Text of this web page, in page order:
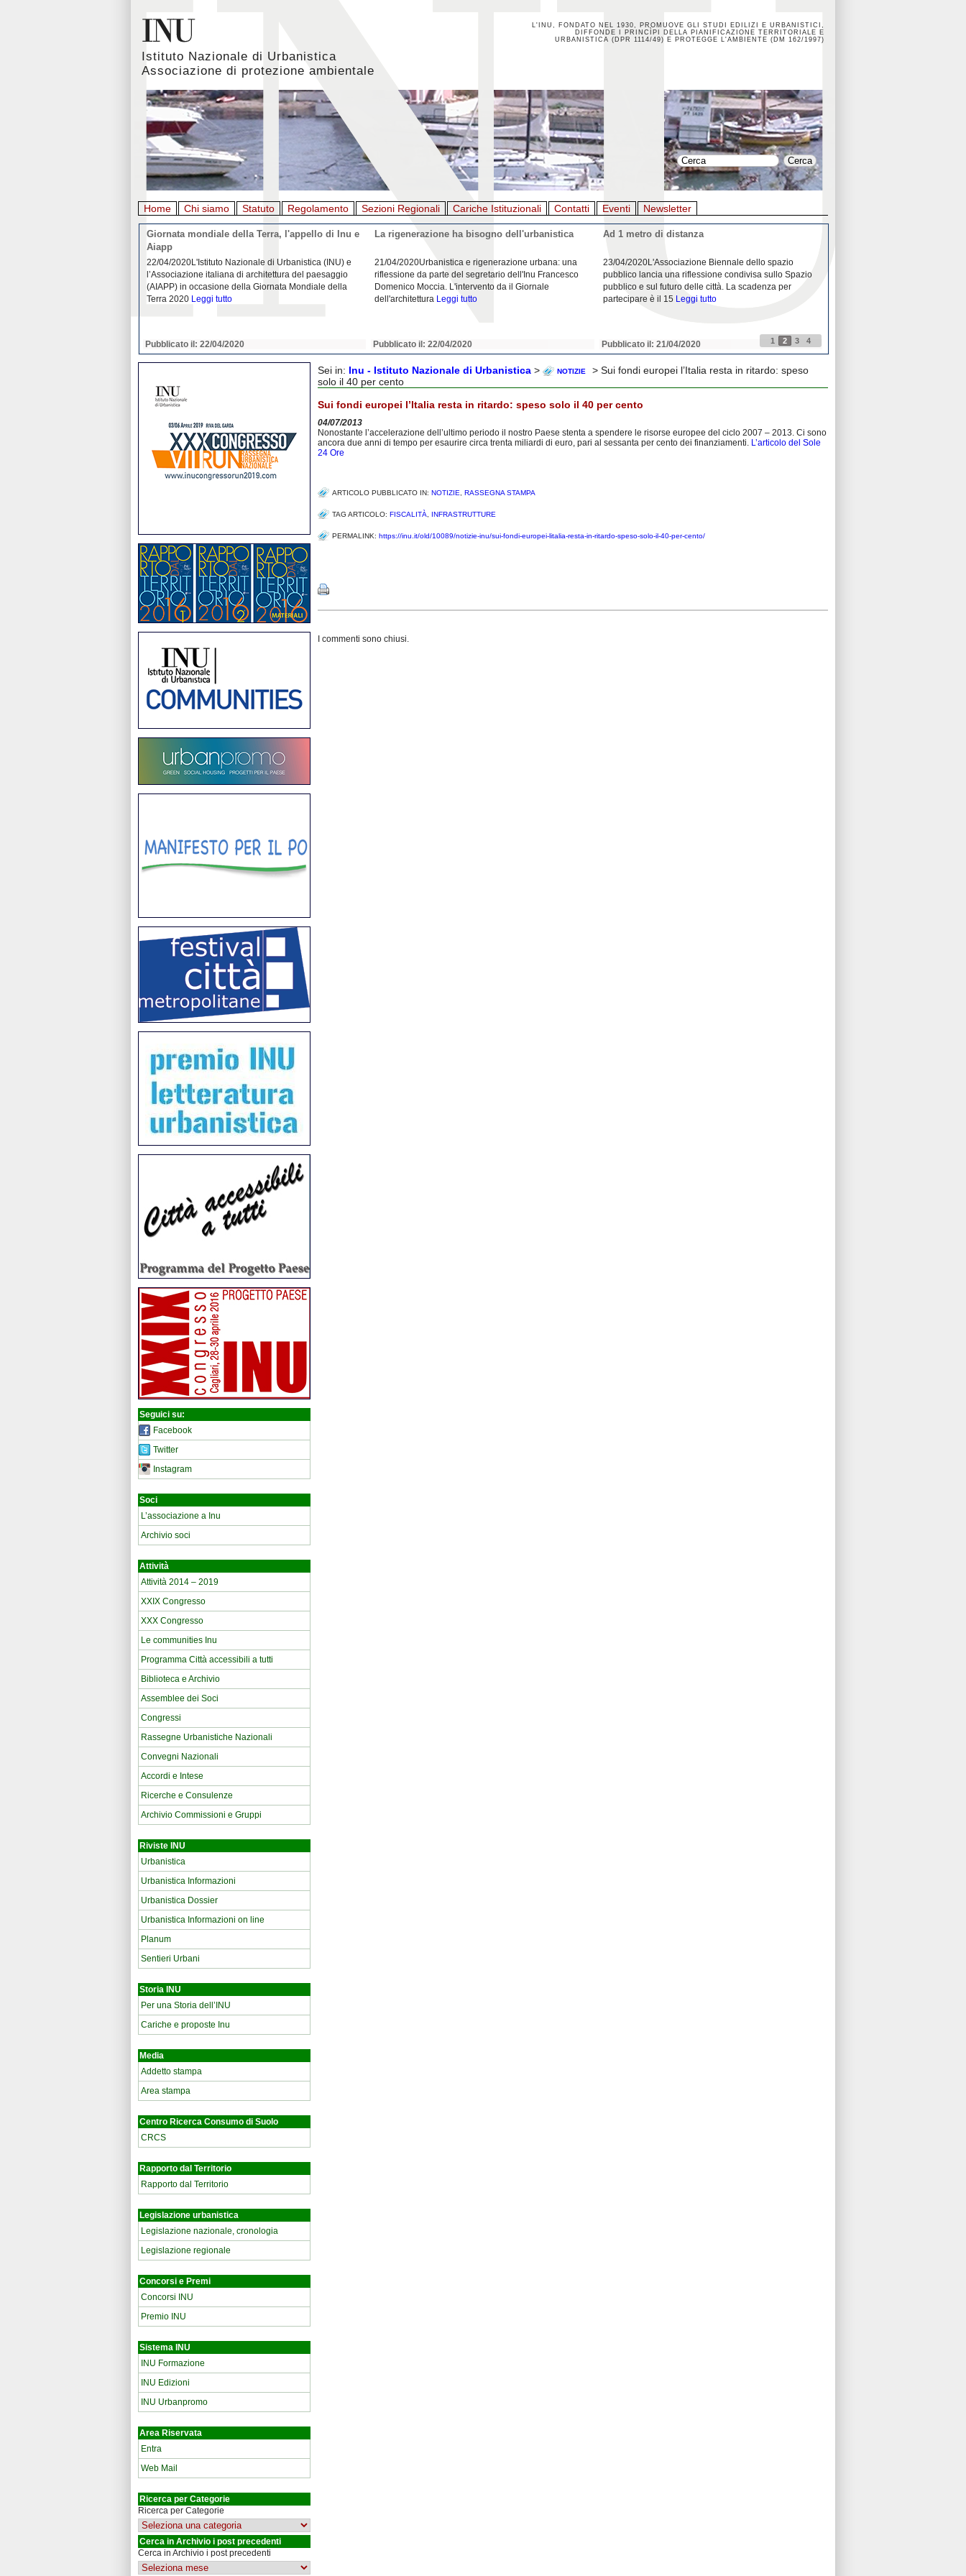
Istituto Nazionale di Urbanistica
Associazione di protezione ambientale
L'INU, FONDATO NEL 1930, PROMUOVE GLI STUDI EDILIZI E URBANISTICI,
DIFFONDE I PRINCÌPI DELLA PIANIFICAZIONE TERRITORIALE E
URBANISTICA (DPR 1114/49) E PROTEGGE L'AMBIENTE (DM 162/1997)
Home Chi siamo Statuto Regolamento Sezioni Regionali Cariche Istituzionali Contatti Eventi Newsletter
Giornata mondiale della Terra, l'appello di Inu e
Aiapp
22/04/2020L'Istituto Nazionale di Urbanistica (INU) e
l’Associazione italiana di architettura del paesaggio
(AIAPP) in occasione della Giornata Mondiale della
Terra 2020 Leggi tutto
Pubblicato il: 22/04/2020
La rigenerazione ha bisogno dell'urbanistica
21/04/2020Urbanistica e rigenerazione urbana: una
riflessione da parte del segretario dell'Inu Francesco
Domenico Moccia. L'intervento da il Giornale
dell'architettura Leggi tutto
Pubblicato il: 22/04/2020
Ad 1 metro di distanza
23/04/2020L'Associazione Biennale dello spazio
pubblico lancia una riflessione condivisa sullo Spazio
pubblico e sul futuro delle città. La scadenza per
partecipare è il 15 Leggi tutto
Pubblicato il: 21/04/2020 1 2 3 4
Seguici su:
Facebook
Twitter
Instagram
Soci
L’associazione a Inu
Archivio soci
Attività
Attività 2014 – 2019
XXIX Congresso
XXX Congresso
Le communities Inu
Programma Città accessibili a tutti
Biblioteca e Archivio
Assemblee dei Soci
Congressi
Rassegne Urbanistiche Nazionali
Convegni Nazionali
Accordi e Intese
Ricerche e Consulenze
Archivio Commissioni e Gruppi
Riviste INU
Urbanistica
Urbanistica Informazioni
Urbanistica Dossier
Urbanistica Informazioni on line
Planum
Sentieri Urbani
Storia INU
Per una Storia dell’INU
Cariche e proposte Inu
Media
Addetto stampa
Area stampa
Centro Ricerca Consumo di Suolo
CRCS
Rapporto dal Territorio
Rapporto dal Territorio
Legislazione urbanistica
Legislazione nazionale, cronologia
Legislazione regionale
Concorsi e Premi
Concorsi INU
Premio INU
Sistema INU
INU Formazione
INU Edizioni
INU Urbanpromo
Area Riservata
Entra
Web Mail
Ricerca per Categorie
Ricerca per Categorie
Cerca in Archivio i post precedenti
Cerca in Archivio i post precedenti
Sei in: Inu - Istituto Nazionale di Urbanistica > NOTIZIE
> Sui fondi europei l’Italia resta in ritardo: speso
solo il 40 per cento
Sui fondi europei l’Italia resta in ritardo: speso solo il 40 per cento
04/07/2013
Nonostante l’accelerazione dell’ultimo periodo il nostro Paese stenta a spendere le risorse europee del ciclo 2007 – 2013. Ci sono
ancora due anni di tempo per esaurire circa trenta miliardi di euro, pari al sessanta per cento dei finanziamenti. L’articolo del Sole
24 Ore
ARTICOLO PUBBLICATO IN: NOTIZIE RASSEGNA STAMPA
TAG ARTICOLO: FISCALITÀ INFRASTRUTTURE
PERMALINK: https://inu.it/old/10089/notizie-inu/sui-fondi-europei-litalia-resta-in-ritardo-speso-solo-il-40-per-cento/
I commenti sono chiusi.